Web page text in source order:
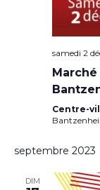
samedi 2
Centre-
septembre 2023
DIM